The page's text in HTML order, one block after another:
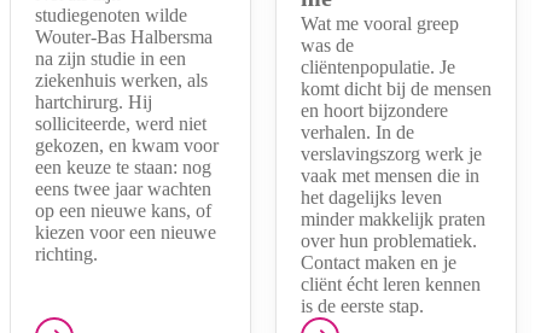
studiegenoten wilde
Wouter-Bas Halbersma
na zijn studie in een
ziekenhuis werken, als
hartchirurg. Hij
solliciteerde, werd niet
gekozen, en kwam voor
een keuze te staan: nog
eens twee jaar wachten
op een nieuwe kans, of
kiezen voor een nieuwe
richting.
Wat me vooral greep
was de
cliëntenpopulatie. Je
komt dicht bij de mensen
en hoort bijzondere
verhalen. In de
verslavingszorg werk je
vaak met mensen die in
het dagelijks leven
minder makkelijk praten
over hun problematiek.
Contact maken en je
cliënt écht leren kennen
is de eerste stap.